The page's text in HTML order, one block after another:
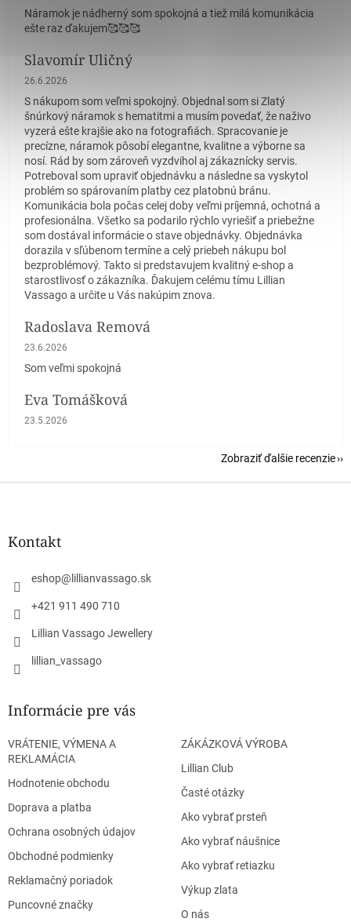
Náramok je nádherný som spokojná a tiež milá komunikácia
ešte raz ďakujem🥰🥰🥰
Slavomír Uličný
Hodnotenie obchodu je 5 z 5 hviezdičiek.
26.6.2026
S nákupom som veľmi spokojný. Objednal som si Zlatý
šnúrkový náramok s hematitmi a musím povedať, že naživo
vyzerá ešte krajšie ako na fotografiách. Spracovanie je
precízne, náramok pôsobí elegantne, kvalitne a výborne sa
nosí. Rád by som zároveň vyzdvihol aj zákaznícky servis.
Potreboval som upraviť objednávku a následne sa vyskytol
problém so spárovaním platby cez platobnú bránu.
Komunikácia bola počas celej doby veľmi príjemná, ochotná a
profesionálna. Všetko sa podarilo rýchlo vyriešiť a priebežne
som dostával informácie o stave objednávky. Objednávka
dorazila v sľúbenom termíne a celý priebeh nákupu bol
bezproblémový. Takto si predstavujem kvalitný e-shop a
starostlivosť o zákazníka. Ďakujem celému tímu Lillian
Vassago a určite u Vás nakúpim znova.
Radoslava Remová
Hodnotenie obchodu je 5 z 5 hviezdičiek.
23.6.2026
Som veľmi spokojná
Eva Tomášková
Hodnotenie obchodu je 5 z 5 hviezdičiek.
23.5.2026
Zobraziť ďalšie recenzie
Z
Kontakt
eshop@ lillianvassago.sk
+421 911 490 710
Lillian Vassago Jewellery
lillian_vassago
Informácie pre vás
VRÁTENIE, VÝMENA A
REKLAMÁCIA
Hodnotenie obchodu
Doprava a platba
Ochrana osobných údajov
Obchodné podmienky
Reklamačný poriadok
Puncovné značky
ZÁKÁZKOVÁ VÝROBA
Lillian Club
Časté otázky
Ako vybrať prsteň
Ako vybrať náušnice
Ako vybrať retiazku
Výkup zlata
O nás